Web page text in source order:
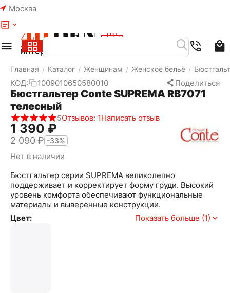
Москва
Главная / Каталог / Женщинам / Женское бельё /
КОД: 1009010650580010 Поделиться
Бюстгальтер Conte SUPREMA RB7071
телесный
5Отзывов: 1Написать отзыв
1 390 ₽
2 090₽ -33%
Нет в наличии
Бюстгальтер серии SUPREMA великолепно
поддерживает и корректирует форму груди. Высокий
уровень комфорта обеспечивают функциональные
материалы и выверенные конструкции.
Цвет:
Показать больше (1)
Меню